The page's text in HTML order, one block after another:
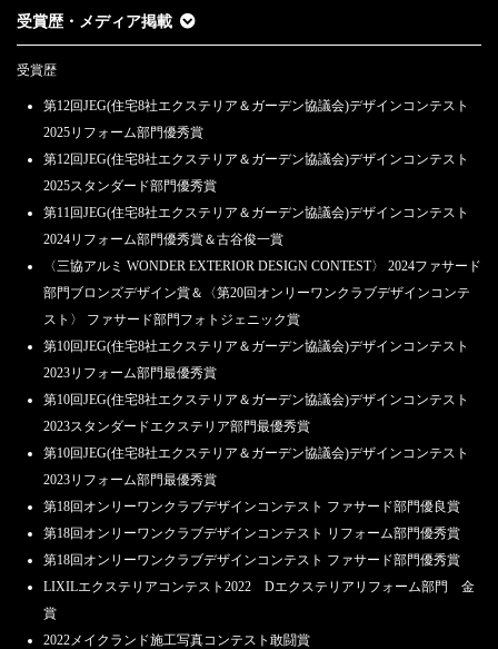
受賞歴・メディア掲載
受賞歴
第12回JEG(住宅8社エクステリア＆ガーデン協議会)デザインコンテスト
2025リフォーム部門優秀賞
第12回JEG(住宅8社エクステリア＆ガーデン協議会)デザインコンテスト
2025スタンダード部門優秀賞
第11回JEG(住宅8社エクステリア＆ガーデン協議会)デザインコンテスト
2024リフォーム部門優秀賞＆古谷俊一賞
〈三協アルミ WONDER EXTERIOR DESIGN CONTEST〉 2024ファサード
部門ブロンズデザイン賞＆〈第20回オンリーワンクラブデザインコンテ
スト〉 ファサード部門フォトジェニック賞
第10回JEG(住宅8社エクステリア＆ガーデン協議会)デザインコンテスト
2023リフォーム部門最優秀賞
第10回JEG(住宅8社エクステリア＆ガーデン協議会)デザインコンテスト
2023スタンダードエクステリア部門最優秀賞
第10回JEG(住宅8社エクステリア＆ガーデン協議会)デザインコンテスト
2023リフォーム部門最優秀賞
第18回オンリーワンクラブデザインコンテスト ファサード部門優良賞
第18回オンリーワンクラブデザインコンテスト リフォーム部門優秀賞
第18回オンリーワンクラブデザインコンテスト ファサード部門優秀賞
LIXILエクステリアコンテスト2022 Dエクステリアリフォーム部門 金
賞
2022メイクランド施工写真コンテスト敢闘賞